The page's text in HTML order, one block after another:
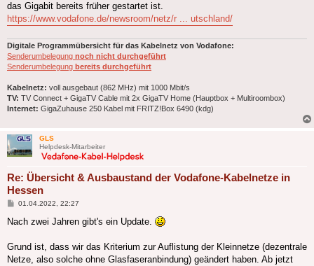
das Gigabit bereits früher gestartet ist.
https://www.vodafone.de/newsroom/netz/r ... utschland/
Digitale Programmübersicht für das Kabelnetz von Vodafone:
Senderumbelegung noch nicht durchgeführt
Senderumbelegung bereits durchgeführt
Kabelnetz: voll ausgebaut (862 MHz) mit 1000 Mbit/s
TV: TV Connect + GigaTV Cable mit 2x GigaTV Home (Hauptbox + Multiroombox)
Internet: GigaZuhause 250 Kabel mit FRITZ!Box 6490 (kdg)
GLS
Helpdesk-Mitarbeiter
Re: Übersicht & Ausbaustand der Vodafone-Kabelnetze in
Hessen
Beitrag
01.04.2022, 22:27
Nach zwei Jahren gibt's ein Update.
Grund ist, dass wir das Kriterium zur Auflistung der Kleinnetze (dezentrale
Netze, also solche ohne Glasfaseranbindung) geändert haben. Ab jetzt